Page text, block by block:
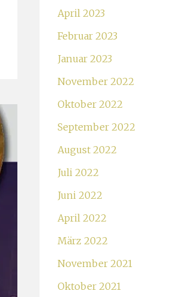
April 2023
Februar 2023
Januar 2023
November 2022
Oktober 2022
September 2022
August 2022
Juli 2022
Juni 2022
April 2022
März 2022
November 2021
Oktober 2021